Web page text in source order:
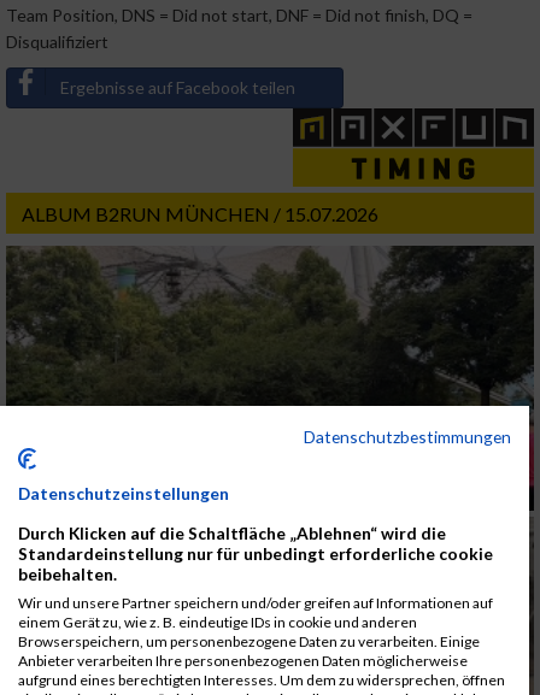
Team Position, DNS = Did not start, DNF = Did not finish, DQ =
Disqualifiziert
Ergebnisse auf Facebook teilen
ALBUM B2RUN MÜNCHEN / 15.07.2026
Datenschutzbestimmungen
Datenschutzeinstellungen
Durch Klicken auf die Schaltfläche „Ablehnen“ wird die
Standardeinstellung nur für unbedingt erforderliche cookie
beibehalten.
Wir und unsere Partner speichern und/oder greifen auf Informationen auf
einem Gerät zu, wie z. B. eindeutige IDs in cookie und anderen
Browserspeichern, um personenbezogene Daten zu verarbeiten. Einige
Anbieter verarbeiten Ihre personenbezogenen Daten möglicherweise
aufgrund eines berechtigten Interesses. Um dem zu widersprechen, öffnen